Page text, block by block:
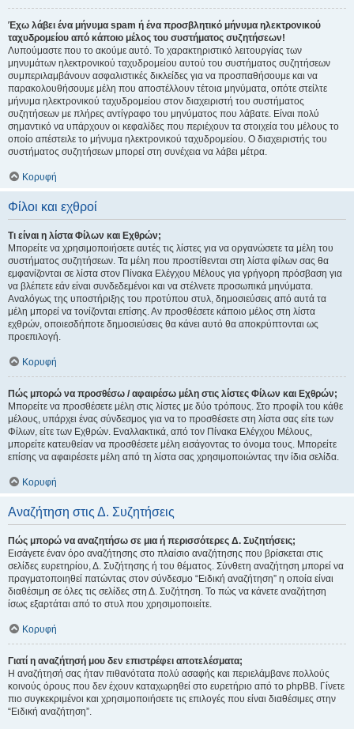
Έχω λάβει ένα μήνυμα spam ή ένα προσβλητικό μήνυμα ηλεκτρονικού
ταχυδρομείου από κάποιο μέλος του συστήματος συζητήσεων!
Λυπούμαστε που το ακούμε αυτό. Το χαρακτηριστικό λειτουργίας των
μηνυμάτων ηλεκτρονικού ταχυδρομείου αυτού του συστήματος συζητήσεων
συμπεριλαμβάνουν ασφαλιστικές δικλείδες για να προσπαθήσουμε και να
παρακολουθήσουμε μέλη που αποστέλλουν τέτοια μηνύματα, οπότε στείλτε
μήνυμα ηλεκτρονικού ταχυδρομείου στον διαχειριστή του συστήματος
συζητήσεων με πλήρες αντίγραφο του μηνύματος που λάβατε. Είναι πολύ
σημαντικό να υπάρχουν οι κεφαλίδες που περιέχουν τα στοιχεία του μέλους το
οποίο απέστειλε το μήνυμα ηλεκτρονικού ταχυδρομείου. Ο διαχειριστής του
συστήματος συζητήσεων μπορεί στη συνέχεια να λάβει μέτρα.
Κορυφή
Φίλοι και εχθροί
Τι είναι η λίστα Φίλων και Εχθρών;
Μπορείτε να χρησιμοποιήσετε αυτές τις λίστες για να οργανώσετε τα μέλη του
συστήματος συζητήσεων. Τα μέλη που προστίθενται στη λίστα φίλων σας θα
εμφανίζονται σε λίστα στον Πίνακα Ελέγχου Μέλους για γρήγορη πρόσβαση για
να βλέπετε εάν είναι συνδεδεμένοι και να στέλνετε προσωπικά μηνύματα.
Αναλόγως της υποστήριξης του προτύπου στυλ, δημοσιεύσεις από αυτά τα
μέλη μπορεί να τονίζονται επίσης. Αν προσθέσετε κάποιο μέλος στη λίστα
εχθρών, οποιεσδήποτε δημοσιεύσεις θα κάνει αυτό θα αποκρύπτονται ως
προεπιλογή.
Κορυφή
Πώς μπορώ να προσθέσω / αφαιρέσω μέλη στις λίστες Φίλων και Εχθρών;
Μπορείτε να προσθέσετε μέλη στις λίστες με δύο τρόπους. Στο προφίλ του κάθε
μέλους, υπάρχει ένας σύνδεσμος για να το προσθέσετε στη λίστα σας είτε των
Φίλων, είτε των Εχθρών. Εναλλακτικά, από τον Πίνακα Ελέγχου Μέλους,
μπορείτε κατευθείαν να προσθέσετε μέλη εισάγοντας το όνομα τους. Μπορείτε
επίσης να αφαιρέσετε μέλη από τη λίστα σας χρησιμοποιώντας την ίδια σελίδα.
Κορυφή
Αναζήτηση στις Δ. Συζητήσεις
Πώς μπορώ να αναζητήσω σε μια ή περισσότερες Δ. Συζητήσεις;
Εισάγετε έναν όρο αναζήτησης στο πλαίσιο αναζήτησης που βρίσκεται στις
σελίδες ευρετηρίου, Δ. Συζήτησης ή του θέματος. Σύνθετη αναζήτηση μπορεί να
πραγματοποιηθεί πατώντας στον σύνδεσμο “Ειδική αναζήτηση” η οποία είναι
διαθέσιμη σε όλες τις σελίδες στη Δ. Συζήτηση. Το πώς να κάνετε αναζήτηση
ίσως εξαρτάται από το στυλ που χρησιμοποιείτε.
Κορυφή
Γιατί η αναζήτησή μου δεν επιστρέφει αποτελέσματα;
Η αναζήτησή σας ήταν πιθανότατα πολύ ασαφής και περιελάμβανε πολλούς
κοινούς όρους που δεν έχουν καταχωρηθεί στο ευρετήριο από το phpBB. Γίνετε
πιο συγκεκριμένοι και χρησιμοποιήσετε τις επιλογές που είναι διαθέσιμες στην
“Ειδική αναζήτηση”.